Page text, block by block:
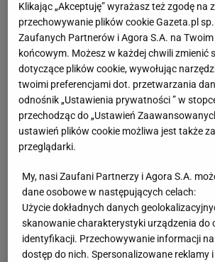
Klikając „Akceptuję” wyrażasz też zgodę na
przechowywanie plików cookie Gazeta.pl sp.
Zaufanych Partnerów i Agora S.A. na
końcowym. Możesz w każdej chwili zmienić
dotyczące plików cookie, wywołując
twoimi preferencjami dot. przetwarzania
odnośnik „Ustawienia prywatności ” w
przechodząc do „Ustawień
ustawień plików cookie możliwa jest także
przeglądarki.
My, nasi Zaufani Partnerzy i Agora S.A.
dane osobowe w następujących celach:
Użycie dokładnych danych
skanowanie charakterystyki urządzenia do
identyfikacji. Przechowywanie informacji
dostęp do nich. Spersonalizowane reklamy